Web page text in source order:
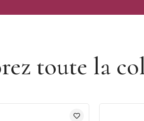
toute la